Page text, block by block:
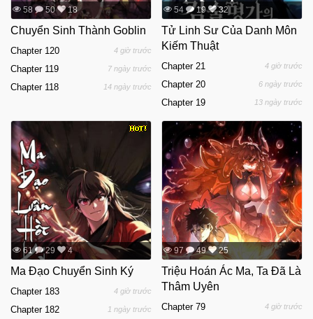
58 50 18
Chuyển Sinh Thành Goblin
Chapter 120 4 giờ trước
Chapter 119 7 ngày trước
Chapter 118 14 ngày trước
54 19 32
Tử Linh Sư Của Danh Môn
Kiếm Thuật
Chapter 21 4 giờ trước
Chapter 20 6 ngày trước
Chapter 19 13 ngày trước
61 29 4
Ma Đạo Chuyển Sinh Ký
Chapter 183 4 giờ trước
Chapter 182 1 ngày trước
97 49 25
Triệu Hoán Ác Ma, Ta Đã Là
Thâm Uyên
Chapter 79 4 giờ trước